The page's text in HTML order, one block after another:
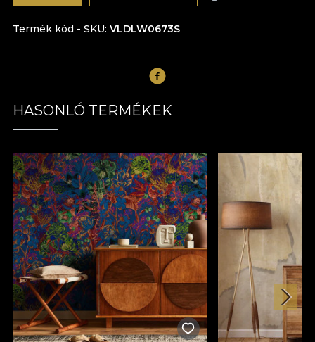
Termék kód - SKU VLDLW0673S
HASONLÓ TERMÉKEK